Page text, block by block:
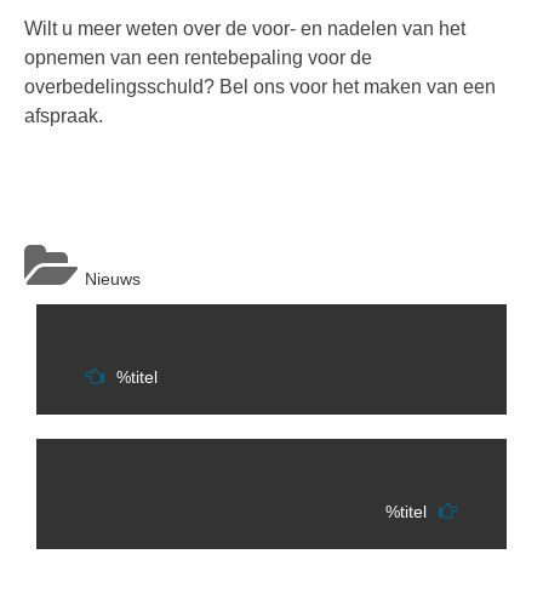
Wilt u meer weten over de voor- en nadelen van het
opnemen van een rentebepaling voor de
overbedelingsschuld? Bel ons voor het maken van een
afspraak.
Nieuws
Berichtnavigatie
%titel
%titel